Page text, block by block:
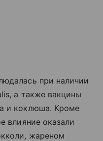
при наличии
а также вакцины
и коклюша. Кроме
влияние оказали
жареном